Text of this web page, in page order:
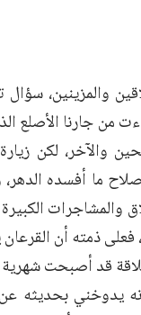
والمزينين،
من جارنا الأصلع
والآخر، لكن
ما أفسده الدهر،
والمشاجرات
فعلى ذمته أن
قد أصبحت
يدوخني بحديثه